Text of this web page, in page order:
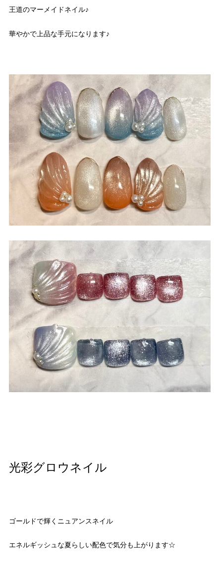
王道のマーメイドネイル♪
華やかで上品な手元になります♪
光彩グロウネイル
ゴールドで輝くニュアンスネイル
エネルギッシュな夏らしい配色で気分も上がります☆